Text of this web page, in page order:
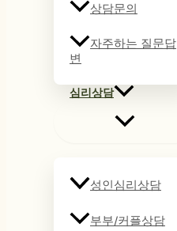
상담문의
자주하는 질문답
변
심리상담
성인심리상담
부부/커플상담